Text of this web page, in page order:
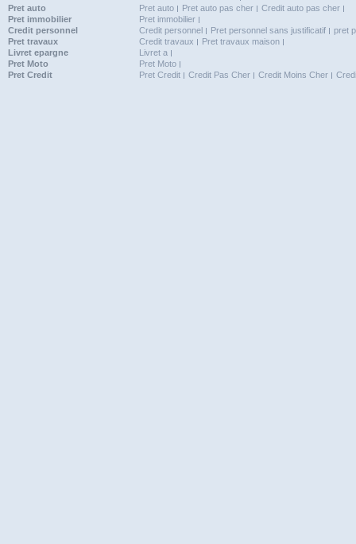
Pret auto
Pret auto Pret auto pas cher
Credit auto pas cher
Pret immobilier
Pret immobilier
Credit personnel
Credit personnel Pret personnel sans justificatif
pret
Pret travaux
Credit travaux
Pret travaux maison
Livret epargne
Livret a
Pret Moto
Pret Moto
Pret Credit
Pret Credit Credit Pas Cher Credit Moins Cher